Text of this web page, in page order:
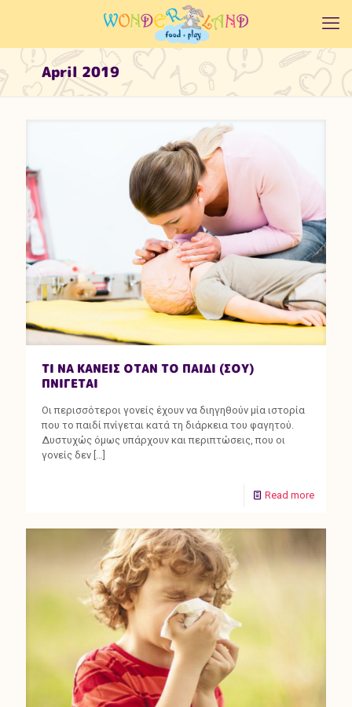
April 2019
ΤΙ ΝΑ ΚΑΝΕΙΣ ΟΤΑΝ ΤΟ ΠΑΙΔΙ (ΣΟΥ)
ΠΝΙΓΕΤΑΙ
Οι περισσότεροι γονείς έχουν να διηγηθούν μία ιστορία
που το παιδί πνίγεται κατά τη διάρκεια του φαγητού.
Δυστυχώς όμως υπάρχουν και περιπτώσεις, που οι
γονείς δεν […]
Read more